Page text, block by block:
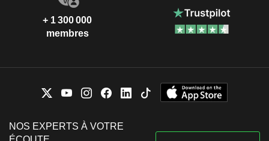
+ 1 300 000
membres
NOS EXPERTS À VOTRE